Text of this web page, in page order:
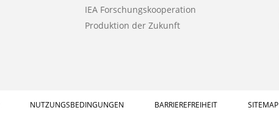
IEA Forschungskooperation
Produktion der Zukunft
NUTZUNGSBEDINGUNGEN BARRIEREFREIHEIT SITEMAP